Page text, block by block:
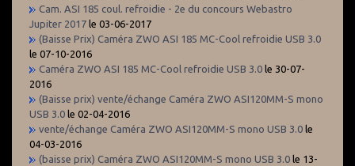
Cam. ASI 185 coul. refroidie - 2e du concours Webastro
Jupiter 2017 le 03-06-2017
(Baisse Prix) Caméra ZWO ASI 185 MC-Cool refroidie USB 3.0
le 07-10-2016
Caméra ZWO ASI 185 MC-Cool refroidie USB 3.0 le 30-07-
2016
(Baisse prix) vente/échange Caméra ZWO ASI120MM-S mono
USB 3.0 le 02-04-2016
vente/échange Caméra ZWO ASI120MM-S mono USB 3.0 le
04-03-2016
(baisse prix) Caméra ZWO ASI120MM-S mono USB 3.0 le 13-